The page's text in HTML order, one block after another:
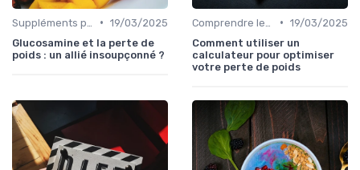
• 19/03/2025
Glucosamine et la perte de
poids : un allié insoupçonné ?
• 19/03/2025
Comment utiliser un
calculateur pour optimiser
votre perte de poids